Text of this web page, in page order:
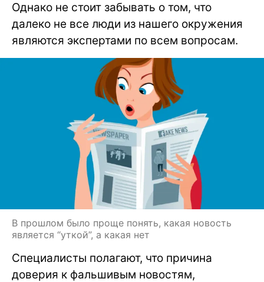
Однако не стоит забывать о том, что
далеко не все люди из нашего окружения
являются экспертами по всем вопросам.
В прошлом было проще понять, какая новость
является “уткой”, а какая нет
Специалисты полагают, что причина
доверия к фальшивым новостям,